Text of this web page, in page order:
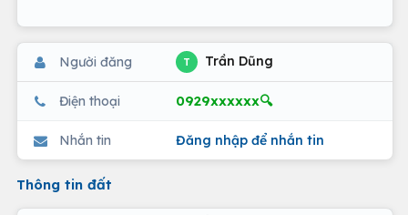
Người đăng T Trần Dũng
Điện thoại 0929xxxxxx🔍
Nhắn tin Đăng nhập để nhắn tin
Thông tin đất